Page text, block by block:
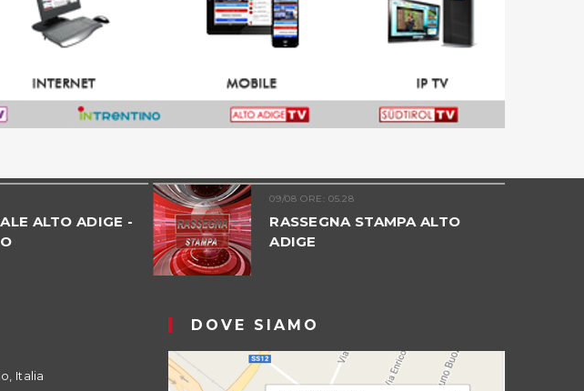
ALTO ADIGE -
09/08 ORE: 05.28
RASSEGNA STAMPA ALTO
ADIGE
Italia
DOVE SIAMO